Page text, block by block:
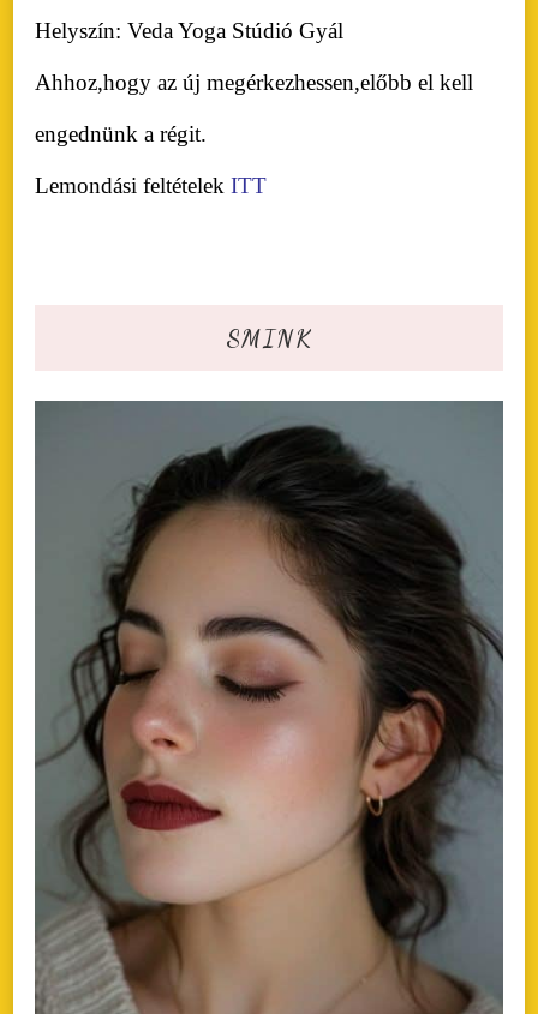
Helyszín: Veda Yoga Stúdió Gyál
Ahhoz,hogy az új megérkezhessen,előbb el kell
engednünk a régit.
Lemondási feltételek ITT
SMINK